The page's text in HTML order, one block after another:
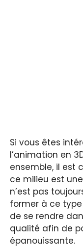
Si vous êtes
l’animation en
ensemble, il est
ce milieu est
n’est pas
former à ce
de se rendre
qualité afin de
épanouissante.